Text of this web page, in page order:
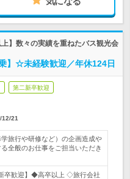
】数々の実績を重ねたバス観光会
】☆未経験歓迎／年休124日
第二新卒歓迎
12/21
旅行や研修など）の企画造成や
全般のお仕事をご担当いただき
卒歓迎】◆高卒以上 ◇旅行会社